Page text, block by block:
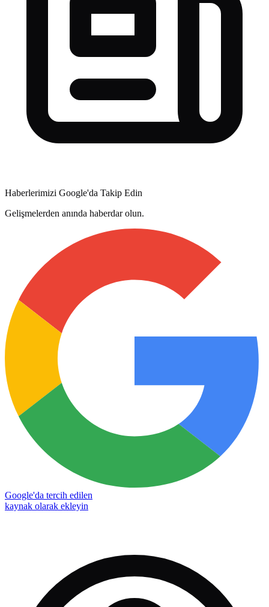
Haberlerimizi Google'da Takip Edin
Gelişmelerden anında haberdar olun.
Google'da tercih edilen
kaynak olarak ekleyin